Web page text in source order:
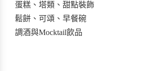
蛋糕、塔類、甜點裝飾
鬆餅、可頌、早餐碗
調酒與Mocktail飲品